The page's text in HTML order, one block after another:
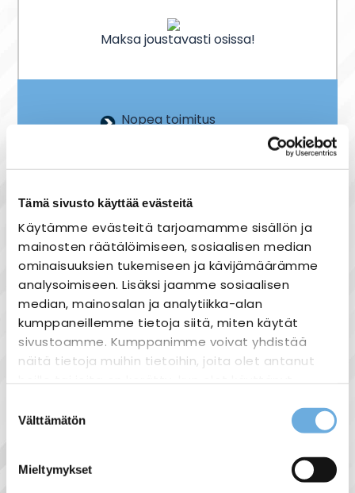
Tämä sivusto käyttää evästeitä
Käytämme evästeitä tarjoamamme sisällön ja
mainosten räätälöimiseen, sosiaalisen median
ominaisuuksien tukemiseen ja kävijämäärämme
analysoimiseen. Lisäksi jaamme sosiaalisen
median, mainosalan ja analytiikka-alan
kumppaneillemme tietoja siitä, miten käytät
sivustoamme. Kumppanimme voivat yhdistää
näitä tietoja muihin tietoihin, joita olet antanut
heille tai joita on kerätty, kun olet käyttänyt
valinta
Välttämätön
Mieltymykset
Maksa joustavasti osissa!
Nopea toimitus
Joustavat maksutavat
Tuotekuvaus
Käännettävä valonheitin, jossa LED-valot ja
anturitekniikka. LED-valonheitin syttyy
automaattisesti havaitessaan liikettä ja
valaisee voimakkaasti.
Nivelletty valaisin esim. talon julkisivulle.
Valaisin on nivelletty, ja sen voi suunnata eri
Tasainen ja hieno valokeila sopii hyvin esim.
Pitkäikäinen